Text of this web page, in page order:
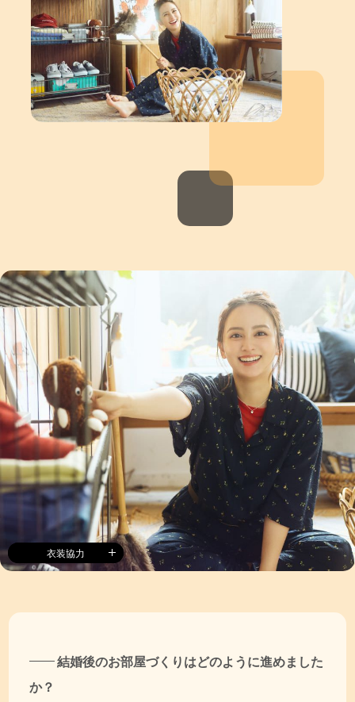
衣装協力
結婚後のお部屋づくりはどのように進めました
か？